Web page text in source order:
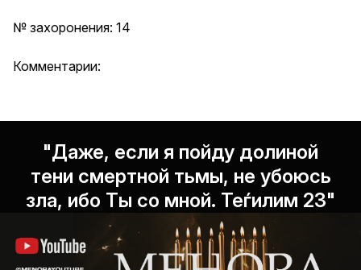
№ захоронения: 14
Комментарии:
"Даже, если я пойду долиной
тени смертной тьмы, не убоюсь
зла, ибо Ты со мной. Теѓилим 23"